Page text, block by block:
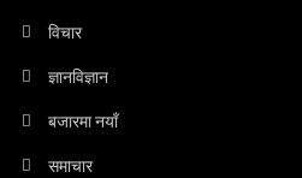
विचार
ज्ञानविज्ञान
बजारमा नयाँ
समाचार